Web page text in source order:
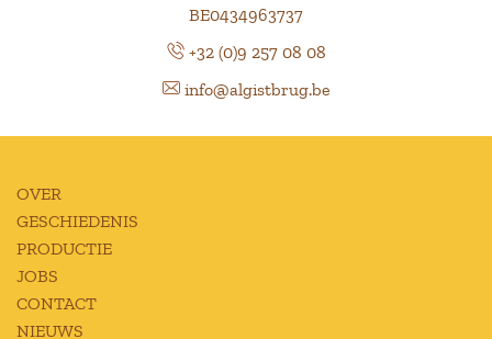
BE0434963737
+32 (0)9 257 08 08
info@algistbrug.be
OVER
GESCHIEDENIS
PRODUCTIE
JOBS
CONTACT
NIEUWS